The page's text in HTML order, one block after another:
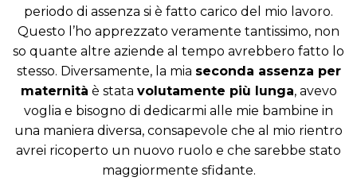
periodo di assenza si è fatto carico del mio lavoro.
Questo l’ho apprezzato veramente tantissimo, non
so quante altre aziende al tempo avrebbero fatto lo
stesso. Diversamente, la mia seconda assenza per
maternità è stata volutamente più lunga, avevo
voglia e bisogno di dedicarmi alle mie bambine in
una maniera diversa, consapevole che al mio rientro
avrei ricoperto un nuovo ruolo e che sarebbe stato
maggiormente sfidante.